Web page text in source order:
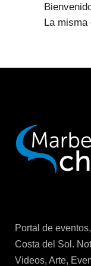
La misma
Portal de
Costa del Sol.
Videos, Arte,